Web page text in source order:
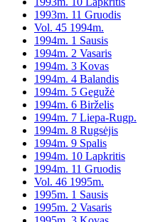
1993m. 11 Gruodis
Vol. 45 1994m.
1994m. 1 Sausis
1994m. 2 Vasaris
1994m. 3 Kovas
1994m. 4 Balandis
1994m. 5 Gegužė
1994m. 6 Birželis
1994m. 7 Liepa-Rugp.
1994m. 8 Rugsėjis
1994m. 9 Spalis
1994m. 10 Lapkritis
1994m. 11 Gruodis
Vol. 46 1995m.
1995m. 1 Sausis
1995m. 2 Vasaris